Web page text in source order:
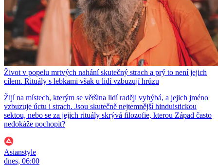
Život v popelu mrtvých nahání skutečný strach a prý to není jejich
cílem. Rituály s lebkami však u lidí vzbuzují hrůzu
Žijí na místech, kterým se většina lidí raději vyhýbá, a jejich jméno
vzbuzuje úctu i strach. Jsou skutečně nejtemnější hinduistickou
sektou, nebo se za jejich rituály skrývá filozofie, kterou Západ často
nedokáže pochopit?
Asianstyle
dnes, 06:00